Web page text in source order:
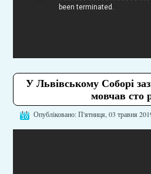
У Львівському Соборі
мовчав сто
Опубліковано: П'ятниця, 03 травня